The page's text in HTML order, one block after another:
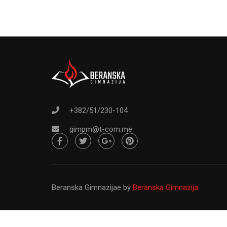
+382/51/230-104
gimpm@t-com.me
Beranska Gimnazijae by Beranska Gimnazija
Od osnivanja do danas Gimnazija